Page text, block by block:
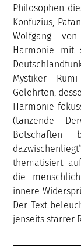
Philosophen
Konfuzius,
Wolfgang
Harmonie mit
Mystiker
Gelehrten,
Harmonie
(tanzende
thematisiert
die
innere
Der Text
jenseits starrer